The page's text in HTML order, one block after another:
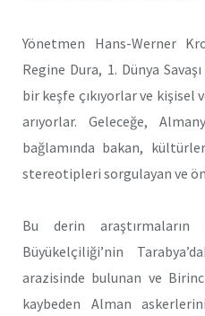
Yönetmen Hans-Werner
Regine Dura, 1. Dünya
bir keşfe çıkıyorlar ve
arıyorlar. Geleceğe,
bağlamında bakan,
stereotipleri sorgulayan ve
Bu derin araştırmaların
Büyükelçiliği’nin
arazisinde bulunan ve Birinci
kaybeden Alman